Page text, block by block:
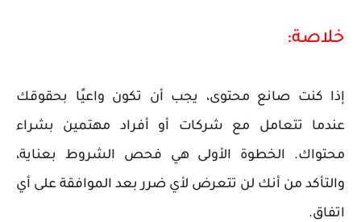
خلاصة:
إذا كنت صانع محتوى، يجب أن تكون واعيًا بحقوقك
عندما تتعامل مع شركات أو أفراد مهتمين بشراء
محتواك. الخطوة الأولى هي فحص الشروط بعناية،
والتأكد من أنك لن تتعرض لأي ضرر بعد الموافقة على أي
اتفاق.